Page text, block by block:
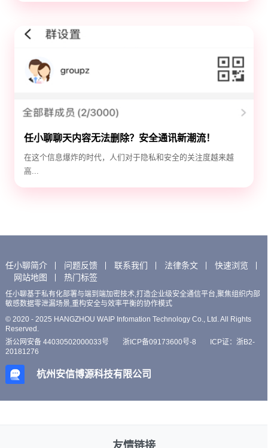
任小聊聊天内容无法删除？安全通讯新潮流！
在这个信息爆炸的时代，人们对于隐私和安全的关注度越来越
高...
任小聊简介 问题反馈 联系我们 法律条文
快速浏览
网站地图
热门标签
任小聊基于私有化部署与端到端加密技术,打造企业级安全通信平台,聚焦组织内部
敏感数据零泄漏场景,重构安全与效率平衡的协作模式
© 2020 - 2025 HANGZHOU WAIP Infomation Technology Co., Ltd. All Rights
Reserved.
浙公网安备 44030502000033号
浙ICP备09173600号-8
ICP证：浙B2-
20181276
杭州安信博源科技有限公司